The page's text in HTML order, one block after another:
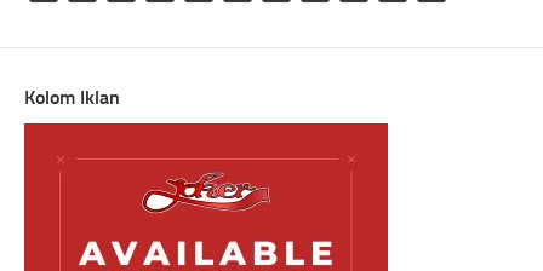
Kolom Iklan